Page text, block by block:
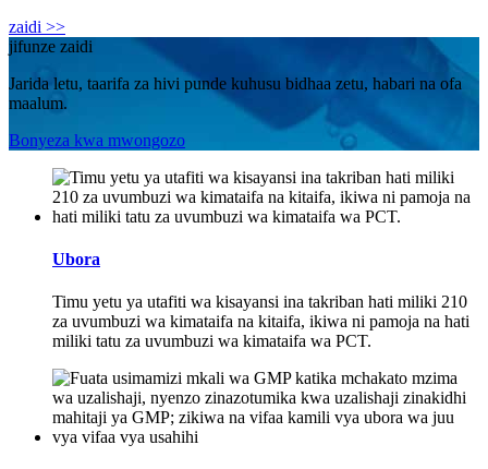
zaidi >>
jifunze zaidi
Jarida letu, taarifa za hivi punde kuhusu bidhaa zetu, habari na ofa
maalum.
Bonyeza kwa mwongozo
Ubora
Timu yetu ya utafiti wa kisayansi ina takriban hati miliki 210
za uvumbuzi wa kimataifa na kitaifa, ikiwa ni pamoja na hati
miliki tatu za uvumbuzi wa kimataifa wa PCT.